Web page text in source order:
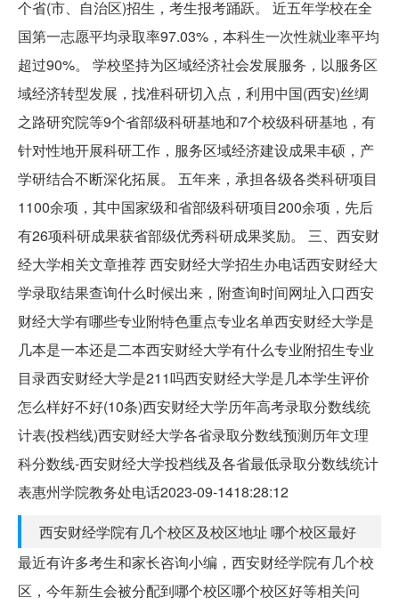
个省(市、自治区)招生，考生报考踊跃。 近五年学校在全
国第一志愿平均录取率97.03%，本科生一次性就业率平均
超过90%。 学校坚持为区域经济社会发展服务，以服务区
域经济转型发展，找准科研切入点，利用中国(西安)丝绸
之路研究院等9个省部级科研基地和7个校级科研基地，有
针对性地开展科研工作，服务区域经济建设成果丰硕，产
学研结合不断深化拓展。 五年来，承担各级各类科研项目
1100余项，其中国家级和省部级科研项目200余项，先后
有26项科研成果获省部级优秀科研成果奖励。 三、西安财
经大学相关文章推荐 西安财经大学招生办电话西安财经大
学录取结果查询什么时候出来，附查询时间网址入口西安
财经大学有哪些专业附特色重点专业名单西安财经大学是
几本是一本还是二本西安财经大学有什么专业附招生专业
目录西安财经大学是211吗西安财经大学是几本学生评价
怎么样好不好(10条)西安财经大学历年高考录取分数线统
计表(投档线)西安财经大学各省录取分数线预测历年文理
科分数线-西安财经大学投档线及各省最低录取分数线统计
表惠州学院教务处电话2023-09-1418:28:12
西安财经学院有几个校区及校区地址 哪个校区最好
最近有许多考生和家长咨询小编，西安财经学院有几个校
区，今年新生会被分配到哪个校区哪个校区好等相关问